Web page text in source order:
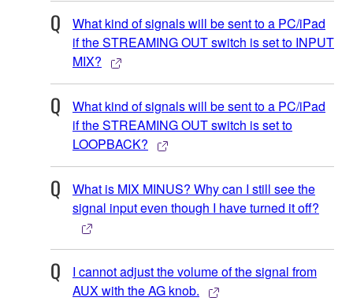
What kind of signals will be sent to a PC/iPad
if the STREAMING OUT switch is set to INPUT
MIX?
What kind of signals will be sent to a PC/iPad
if the STREAMING OUT switch is set to
LOOPBACK?
What is MIX MINUS? Why can I still see the
signal input even though I have turned it off?
I cannot adjust the volume of the signal from
AUX with the AG knob.